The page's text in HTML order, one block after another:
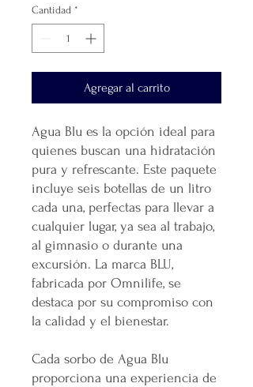
Cantidad *
Agregar al carrito
Agua Blu es la opción ideal para
quienes buscan una hidratación
pura y refrescante. Este paquete
incluye seis botellas de un litro
cada una, perfectas para llevar a
cualquier lugar, ya sea al trabajo,
al gimnasio o durante una
excursión. La marca BLU,
fabricada por Omnilife, se
destaca por su compromiso con
la calidad y el bienestar.
Cada sorbo de Agua Blu
proporciona una experiencia de